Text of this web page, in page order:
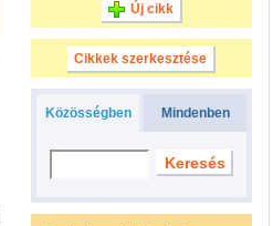
Új cikk
Cikkek szerkesztése
Közösségben Mindenben